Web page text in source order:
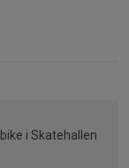
i Skatehallen